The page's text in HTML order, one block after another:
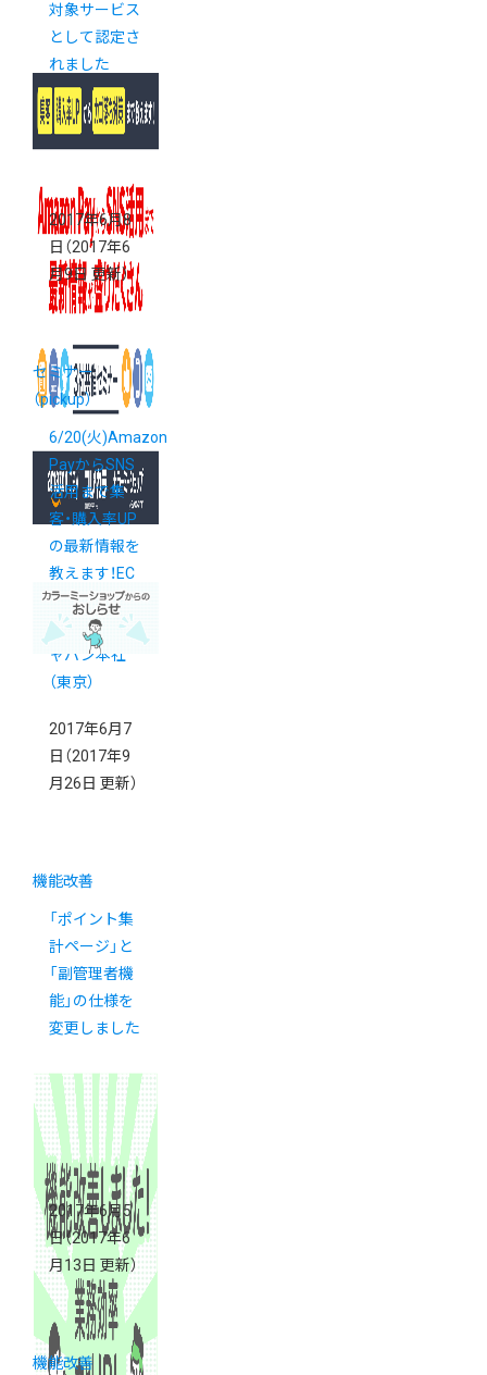
対象サービス
として認定さ
れました
2017年6月8
日 （2017年6
月9日 更新）
セミナー
（pickup）
6/20(火)Amazon
PayからSNS
活用まで集
客・購入率UP
の最新情報を
教えます！EC
運営セミナー
inアマゾンジ
ャパン本社
（東京）
2017年6月7
日 （2017年9
月26日 更新）
機能改善
「ポイント集
計ページ」と
「副管理者機
能」の仕様を
変更しました
2017年6月5
日（2017年6
月13日 更新）
機能改善